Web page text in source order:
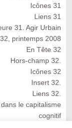
Icônes 31
Liens 31
31. Agir Urbain
printemps 2008
En Tête 32
Hors-champ 32.
Icônes 32
Insert 32.
Liens 32.
le capitalisme
cognitif